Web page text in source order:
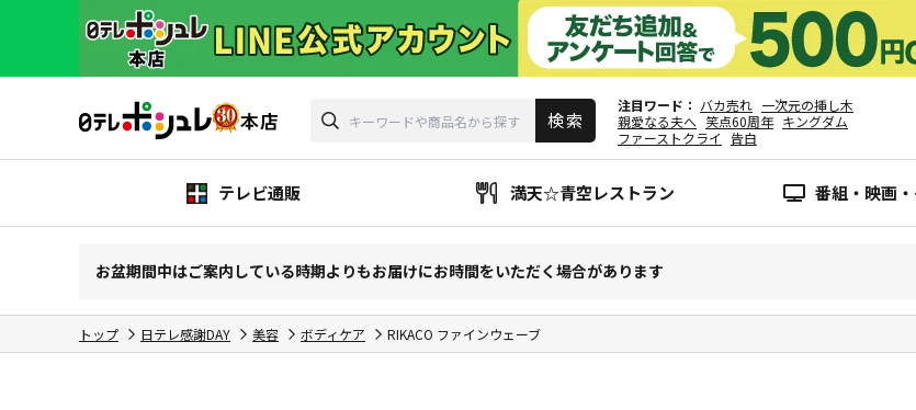
注目ワード バカ売れ 一次元の挿し木
親愛なる夫へ 笑点60周年 キングダム
ファーストクライ
告白
テレビ通販 満天☆青空レストラン 番組・映画
お盆期間中はご案内している時期よりもお届けにお時間をいただく場合があります
トップ 日テレ感謝DAY 美容 ボディケア RIKACO ファインウェーブ